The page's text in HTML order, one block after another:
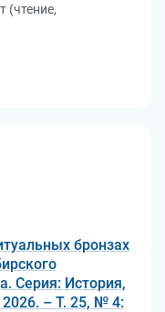
(чтение,
бронзах
Серия: История,
– Т. 25, № 4: